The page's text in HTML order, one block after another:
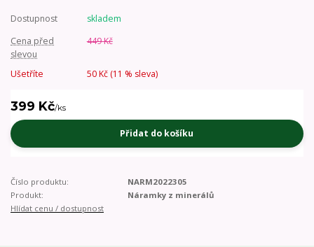
Dostupnost
skladem
Cena před
slevou
449 Kč
Ušetříte 50 Kč (11 % sleva)
399 Kč/ks
Přidat do košíku
Číslo produktu:
NARM2022305
Produkt:
Náramky z minerálů
Hlídat cenu / dostupnost